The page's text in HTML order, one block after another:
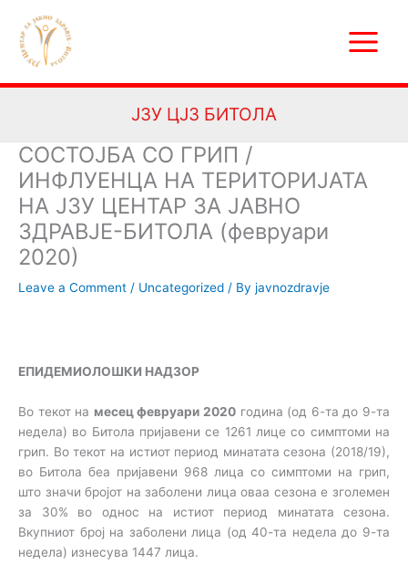
content
Menu
ЈЗУ ЦЈЗ БИТОЛА
СОСТОЈБА СО ГРИП /
ИНФЛУEНЦА НА ТЕРИТОРИЈАТА
НА ЈЗУ ЦЕНТАР ЗА ЈАВНО
ЗДРАВЈЕ-БИТОЛА (февруари
2020)
Leave a Comment / Uncategorized / By javnozdravje
ЕПИДЕМИОЛОШКИ НАДЗОР
Во текот на месец февруари 2020 година (од 6-та до 9-та
недела) во Битола пријавени се 1261 лице со симптоми на
грип. Во текот на истиот период минатата сезона (2018/19),
во Битола беа пријавени 968 лица со симптоми на грип,
што значи бројот на заболени лица оваа сезона е зголемен
за 30% во однос на истиот период минатата сезона.
Вкупниот број на заболени лица (од 40-та недела до 9-та
недела) изнесува 1447 лица.